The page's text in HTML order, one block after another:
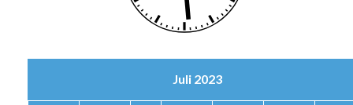
Juli 2023